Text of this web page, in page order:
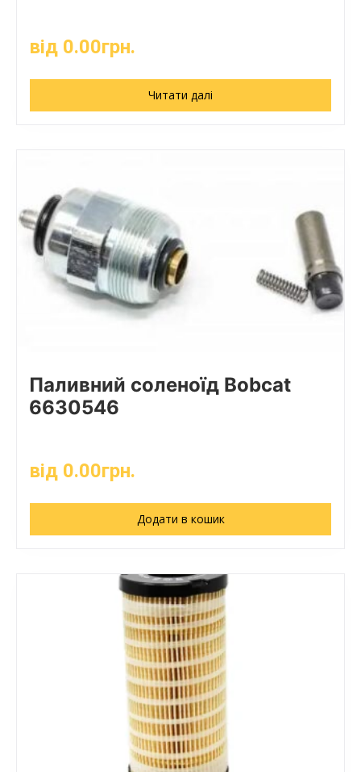
від 0.00грн.
Читати далі
Паливний соленоїд Bobcat
6630546
від 0.00грн.
Додати в кошик